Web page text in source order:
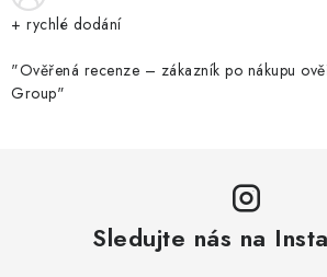
r
k
y
+ rychlé dodání
"Ověřená recenze – zákazník po nákupu
Group"
Sledujte nás na